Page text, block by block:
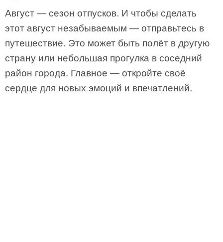
Август — сезон отпусков. И чтобы сделать
этот август незабываемым — отправьтесь в
путешествие. Это может быть полёт в другую
страну или небольшая прогулка в соседний
район города. Главное — откройте своё
сердце для новых эмоций и впечатлений.